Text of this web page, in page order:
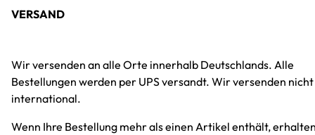
VERSAND
Wir versenden an alle Orte innerhalb Deutschlands. Alle
Bestellungen werden per UPS versandt. Wir versenden nicht
international.
Wenn Ihre Bestellung mehr als einen Artikel enthält,